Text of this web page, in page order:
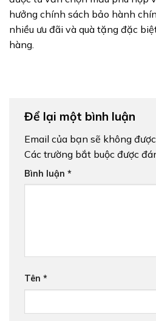
hưởng chính sách bảo hành
nhiều ưu đãi và quà tặng đặc
hàng.
Để lại một bình luận
Email của bạn sẽ không
Các trường bắt buộc được
Bình luận *
Tên *